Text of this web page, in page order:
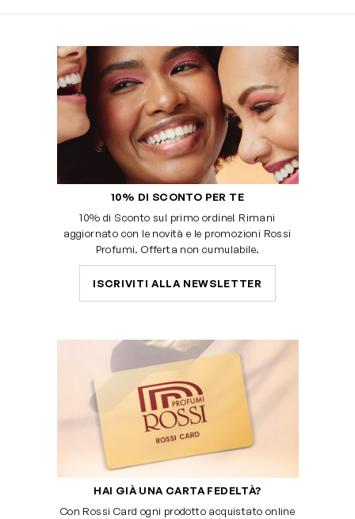
10% DI SCONTO PER TE
10% di Sconto sul primo ordine! Rimani
aggiornato con le novità e le promozioni Rossi
Profumi. Offerta non cumulabile.
ISCRIVITI ALLA NEWSLETTER
HAI GIÀ UNA CARTA FEDELTÀ?
Con Rossi Card ogni prodotto acquistato online